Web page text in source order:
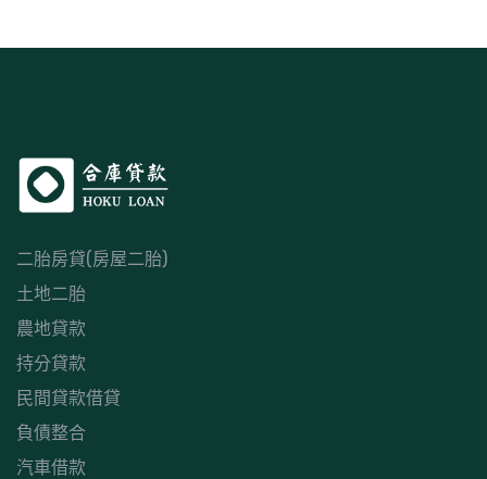
二胎房貸(房屋二胎)
土地二胎
農地貸款
持分貸款
民間貸款借貸
負債整合
汽車借款